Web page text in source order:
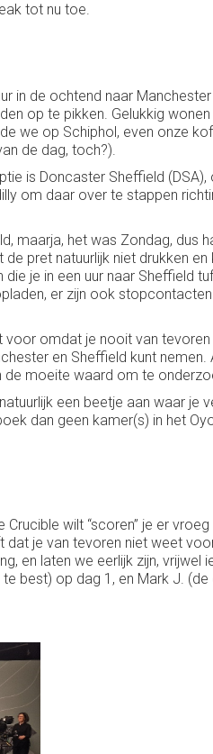
tot nu toe.
in de ochtend naar
op te pikken. Gelukkig
we op Schiphol, even onze
de dag, toch?).
is Doncaster Sheffield
om daar over te stappen
maarja, het was Zondag, dus
pret natuurlijk niet drukken
je in een uur naar Sheffield
er zijn ook
voor omdat je nooit van
en Sheffield kunt
de moeite waard om te
een beetje aan waar
dan geen kamer(s) in het
wilt “scoren” je er
je van tevoren niet weet
en laten we eerlijk zijn,
best) op dag 1, en Mark J.